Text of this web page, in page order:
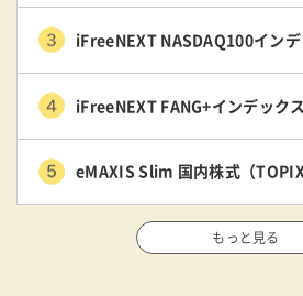
iFreeNEXT NASDAQ100イン
iFreeNEXT FANG+インデックス
eMAXIS Slim 国内株式（TOPIX
もっと見る